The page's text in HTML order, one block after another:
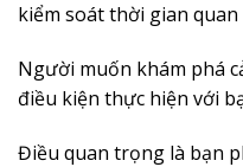
kiểm soát thời gian quan
Người muốn khám phá
điều kiện thực hiện với
Điều quan trọng là bạn